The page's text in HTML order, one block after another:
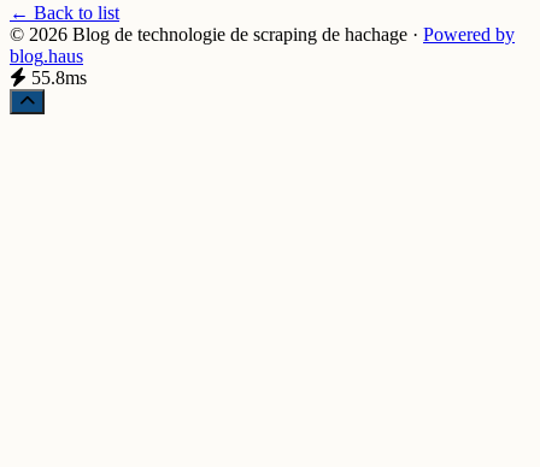
← Back to list
© 2026 Blog de technologie de scraping de hachage · Powered by
blog.haus
55.8ms